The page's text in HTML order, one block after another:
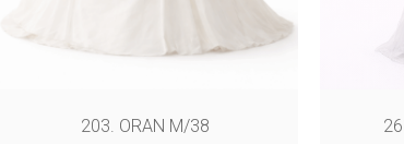
203. ORAN M/38